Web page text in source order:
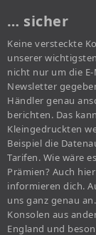
… sicher
Keine versteckte
unserer
nicht nur um die
Newsletter
Händler genau
berichten. Das
Kleingedruckten
Beispiel die
Tarifen. Wie wäre
Prämien? Auch
informieren dich.
uns ganz genau
Konsolen aus
England und